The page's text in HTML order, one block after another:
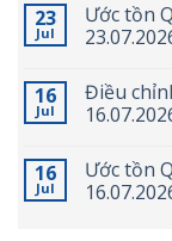
23
Jul
Ước tồn
16
Jul
Điều
16
Jul
Ước tồn